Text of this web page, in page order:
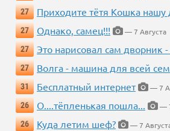
27
Приходите тётя Кошка нашу
27
Однако, самец!!!
— 7 Августа
27
Это нарисовал сам дворник
27
Волга - машина для всей
31
Бесплатный интернет
— 7
26
О....тёпленькая пошла...
—
26
Куда летим шеф? — 7